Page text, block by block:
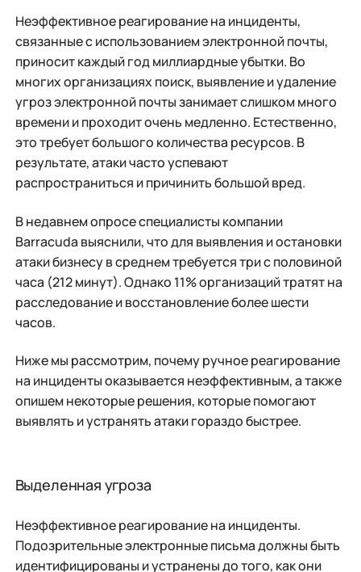
Неэффективное реагирование на инциденты,
связанные с использованием электронной почты,
приносит каждый год миллиардные убытки. Во
многих организациях поиск, выявление и удаление
угроз электронной почты занимает слишком много
времени и проходит очень медленно. Естественно,
это требует большого количества ресурсов. В
результате, атаки часто успевают
распространиться и причинить большой вред.
В недавнем опросе специалисты компании
Barracuda выяснили, что для выявления и остановки
атаки бизнесу в среднем требуется три с половиной
часа (212 минут). Однако 11% организаций тратят на
расследование и восстановление более шести
часов.
Ниже мы рассмотрим, почему ручное реагирование
на инциденты оказывается неэффективным, а также
опишем некоторые решения, которые помогают
выявлять и устранять атаки гораздо быстрее.
Выделенная угроза
Неэффективное реагирование на инциденты.
Подозрительные электронные письма должны быть
идентифицированы и устранены до того, как они